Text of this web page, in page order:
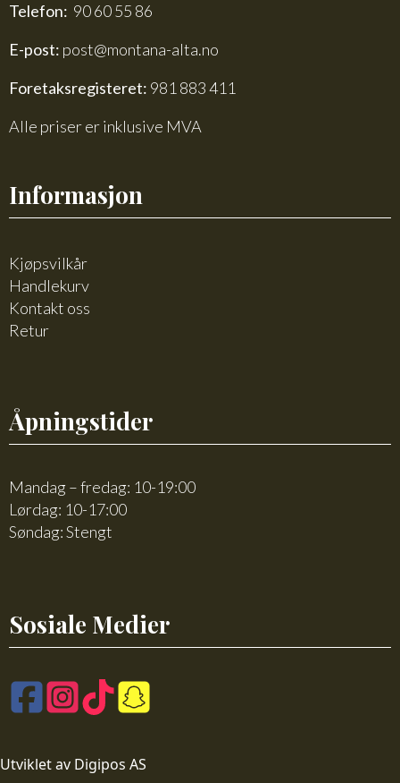
Telefon: 90 60 55 86
E-post: post@montana-alta.no
Foretaksregisteret: 981 883 411
Alle priser er inklusive MVA
Informasjon
Kjøpsvilkår
Handlekurv
Kontakt oss
Retur
Åpningstider
Mandag – fredag: 10-19:00
Lørdag: 10-17:00
Søndag: Stengt
Sosiale Medier
Utviklet av Digipos AS